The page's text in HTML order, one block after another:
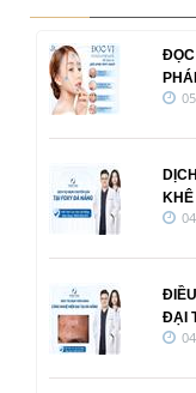
ĐỌC
ĐẠI